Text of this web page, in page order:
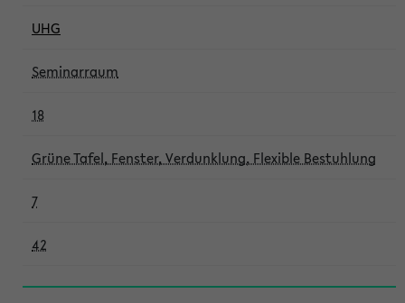
UHG
Seminarraum
18
Grüne Tafel, Fenster, Verdunklung, Flexible Bestuhlung
7
42